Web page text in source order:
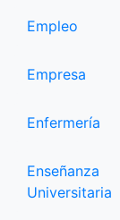
Empleo
Empresa
Enfermería
Enseñanza
Universitaria